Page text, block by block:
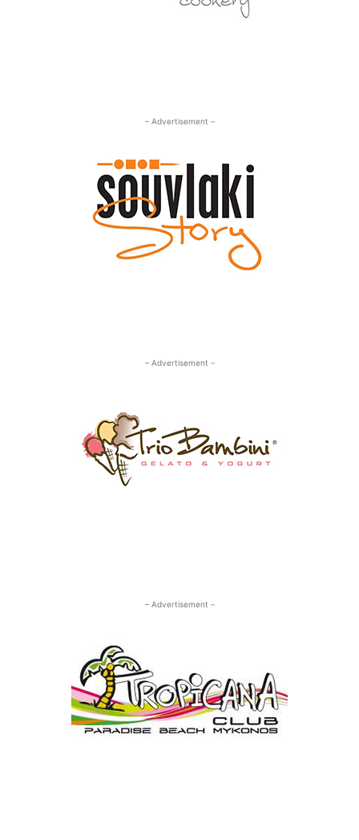
– Advertisement –
– Advertisement –
– Advertisement –